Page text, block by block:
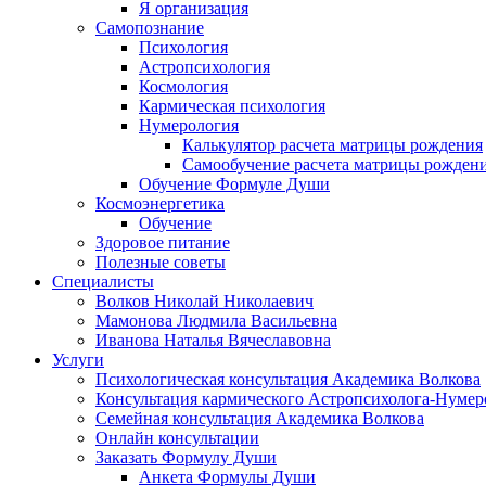
Я организация
Самопознание
Психология
Астропсихология
Космология
Кармическая психология
Нумерология
Калькулятор расчета матрицы рождения
Самообучение расчета матрицы
Обучение Формуле Души
Космоэнергетика
Обучение
Здоровое питание
Полезные советы
Специалисты
Волков Николай Николаевич
Мамонова Людмила Васильевна
Иванова Наталья Вячеславовна
Услуги
Психологическая консультация Академика Волкова
Консультация кармического Астропсихолога-
Семейная консультация Академика Волкова
Онлайн консультации
Заказать Формулу Души
Анкета Формулы Души